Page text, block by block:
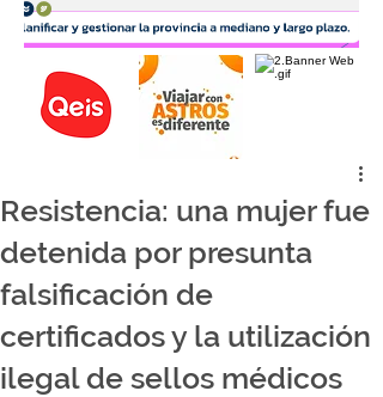
Resistencia: una mujer fue
detenida por presunta
falsificación de
certificados y la utilización
ilegal de sellos médicos